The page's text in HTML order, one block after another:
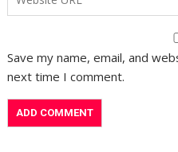
Save my name, email, and
next time I comment.